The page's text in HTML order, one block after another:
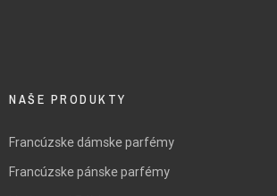
NAŠE PRODUKTY
Francúzske dámske parfémy
Francúzske pánske parfémy